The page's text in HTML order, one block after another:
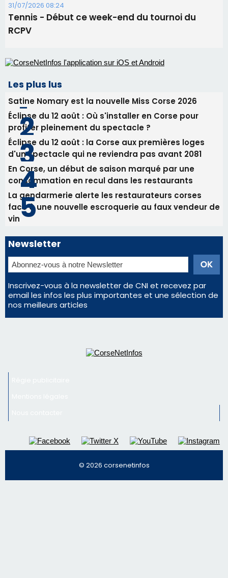
31/07/2026 08:24
Tennis - Début ce week-end du tournoi du
RCPV
Les plus lus
Satine Nomary est la nouvelle Miss Corse 2026
Éclipse du 12 août : Où s'installer en Corse pour
profiter pleinement du spectacle ?
Éclipse du 12 août : la Corse aux premières loges
d'un spectacle qui ne reviendra pas avant 2081
En Corse, un début de saison marqué par une
consommation en recul dans les restaurants
La gendarmerie alerte les restaurateurs corses
face à une nouvelle escroquerie au faux vendeur de
vin
Newsletter
Inscrivez-vous à la newsletter de CNI et recevez par
email les infos les plus importantes et une sélection de
nos meilleurs articles
© 2026 corsenetinfos